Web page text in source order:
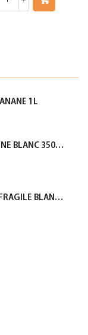
1L
LILAS SHAMP EXT FEM PROTEINE BLANC 350ML
LILAS SHAMP EXT FEM FIN ET FRAGILE BLANC 350ML